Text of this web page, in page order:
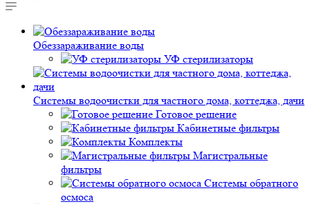
Обеззараживание воды
УФ стерилизаторы
Системы водоочистки для частного дома, коттеджа, дачи
Готовое решение
Кабинетные фильтры
Комплекты
Магистральные
фильтры
Системы обратного
осмоса